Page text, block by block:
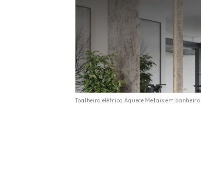
Toalheiro elétrico Aquece Metais em